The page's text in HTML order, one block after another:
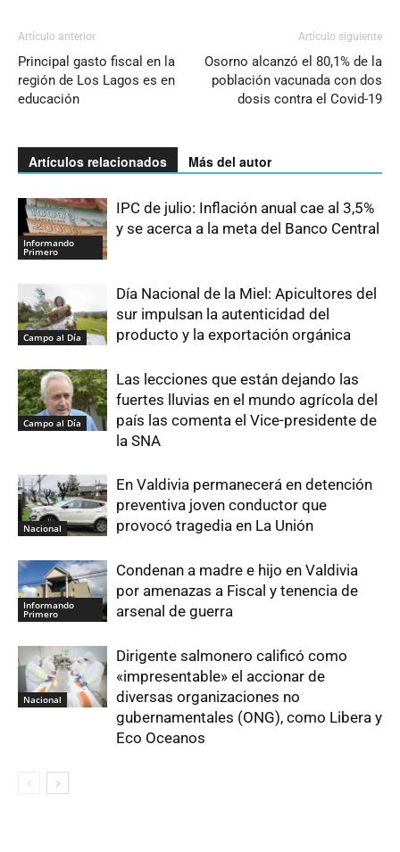
Artículo anterior
Principal gasto fiscal en la
región de Los Lagos es en
educación
Artículo siguiente
Osorno alcanzó el 80,1% de la
población vacunada con dos
dosis contra el Covid-19
Artículos relacionados Más del autor
Informando
Primero
IPC de julio: Inflación anual cae al 3,5%
y se acerca a la meta del Banco Central
Campo al Día
Día Nacional de la Miel: Apicultores del
sur impulsan la autenticidad del
producto y la exportación orgánica
Campo al Día
Las lecciones que están dejando las
fuertes lluvias en el mundo agrícola del
país las comenta el Vice-presidente de
la SNA
Nacional
En Valdivia permanecerá en detención
preventiva joven conductor que
provocó tragedia en La Unión
Informando
Primero
Condenan a madre e hijo en Valdivia
por amenazas a Fiscal y tenencia de
arsenal de guerra
Nacional
Dirigente salmonero calificó como
«impresentable» el accionar de
diversas organizaciones no
gubernamentales (ONG), como Libera y
Eco Oceanos